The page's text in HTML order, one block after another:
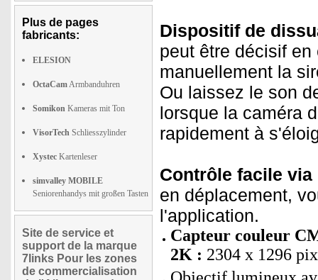
Plus de pages
fabricants:
ELESION
OctaCamArmbanduhren
Somikon Kameras mit Ton
VisorTech Schliesszylinder
Xystec Kartenleser
simvalley MOBILE
Seniorenhandys mit großen Tasten
Site de service et
support de la marque
7links Pour les zones
de commercialisation
Dispositif de
peut être décisif
manuellement la
Ou laissez le son
lorsque la caméra
rapidement à
Contrôle facile
en déplacement,
l'application.
Capteur couleur
2K : 2304 x 1296